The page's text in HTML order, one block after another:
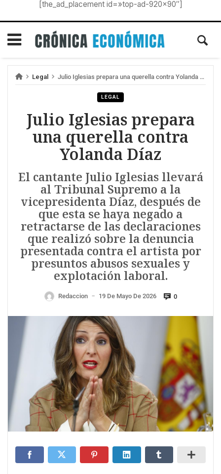
[the_ad_placement id=»top-ad-920×90″]
Legal Julio Iglesias prepara una querella contra Yolanda Díaz
LEGAL
Julio Iglesias prepara
una querella contra
Yolanda Díaz
El cantante Julio Iglesias llevará
al Tribunal Supremo a la
vicepresidenta Díaz, después de
que esta se haya negado a
retractarse de las declaraciones
que realizó sobre la denuncia
presentada contra el artista por
presuntos abusos sexuales y
explotación laboral.
Redaccion — 19 De Mayo De 2026 0